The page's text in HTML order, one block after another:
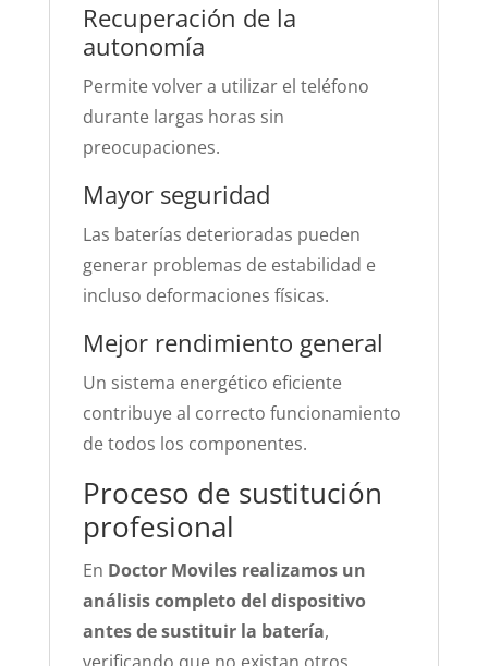
Recuperación de la
autonomía
Permite volver a utilizar el teléfono
durante largas horas sin
preocupaciones.
Mayor seguridad
Las baterías deterioradas pueden
generar problemas de estabilidad e
incluso deformaciones físicas.
Mejor rendimiento general
Un sistema energético eficiente
contribuye al correcto funcionamiento
de todos los componentes.
Proceso de sustitución
profesional
En Doctor Moviles realizamos un
análisis completo del dispositivo
antes de sustituir la batería,